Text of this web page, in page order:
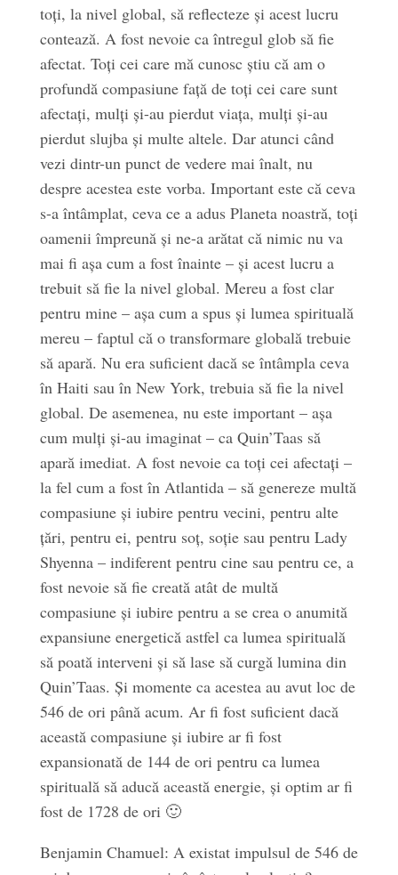
toți, la nivel global, să reflecteze și acest lucru
contează. A fost nevoie ca întregul glob să fie
afectat. Toți cei care mă cunosc știu că am o
profundă compasiune față de toți cei care sunt
afectați, mulți și-au pierdut viața, mulți și-au
pierdut slujba și multe altele. Dar atunci când
vezi dintr-un punct de vedere mai înalt, nu
despre acestea este vorba. Important este că ceva
s-a întâmplat, ceva ce a adus Planeta noastră, toți
oamenii împreună și ne-a arătat că nimic nu va
mai fi așa cum a fost înainte – și acest lucru a
trebuit să fie la nivel global. Mereu a fost clar
pentru mine – așa cum a spus și lumea spirituală
mereu – faptul că o transformare globală trebuie
să apară. Nu era suficient dacă se întâmpla ceva
în Haiti sau în New York, trebuia să fie la nivel
global. De asemenea, nu este important – așa
cum mulți și-au imaginat – ca Quin’Taas să
apară imediat. A fost nevoie ca toți cei afectați –
la fel cum a fost în Atlantida – să genereze multă
compasiune și iubire pentru vecini, pentru alte
țări, pentru ei, pentru soț, soție sau pentru Lady
Shyenna – indiferent pentru cine sau pentru ce, a
fost nevoie să fie creată atât de multă
compasiune și iubire pentru a se crea o anumită
expansiune energetică astfel ca lumea spirituală
să poată interveni și să lase să curgă lumina din
Quin’Taas. Și momente ca acestea au avut loc de
546 de ori până acum. Ar fi fost suficient dacă
această compasiune și iubire ar fi fost
expansionată de 144 de ori pentru ca lumea
spirituală să aducă această energie, și optim ar fi
fost de 1728 de ori 🙂
Benjamin Chamuel: A existat impulsul de 546 de